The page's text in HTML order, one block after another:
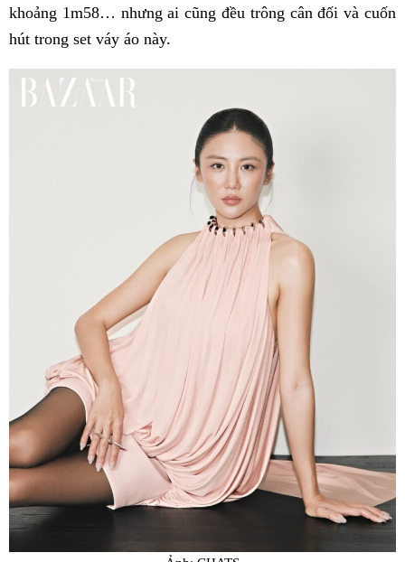
khoảng 1m58… nhưng ai cũng đều trông cân đối và cuốn
hút trong set váy áo này.